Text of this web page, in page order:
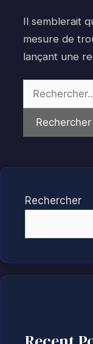
Il semblerait
mesure de
lançant une
Rechercher :
Rechercher